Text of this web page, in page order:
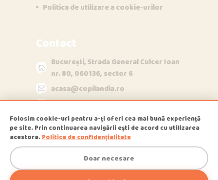
Politica de utilizare a cookie-urilor
Contact
București, Strada General Culcer Ioan
nr. 80, 060136, sector 6
acasa@copilandia.ro
+40790840348
Copilandia, All Rights Reserved
Folosim cookie-uri pentru a-ți oferi cea mai bună experiență
pe site. Prin continuarea navigării ești de acord cu utilizarea
acestora. Politica de confidențialitate
Doar necesare